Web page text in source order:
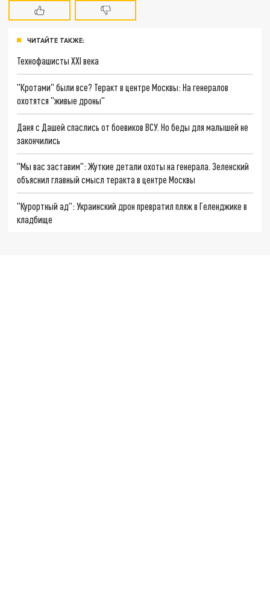
ЧИТАЙТЕ ТАКЖЕ:
Технофашисты XXI века
"Кротами" были все? Теракт в центре Москвы: На генералов
охотятся "живые дроны"
Даня с Дашей спаслись от боевиков ВСУ. Но беды для малышей не
закончились
"Мы вас заставим": Жуткие детали охоты на генерала. Зеленский
объяснил главный смысл теракта в центре Москвы
"Курортный ад": Украинский дрон превратил пляж в Геленджике в
кладбище